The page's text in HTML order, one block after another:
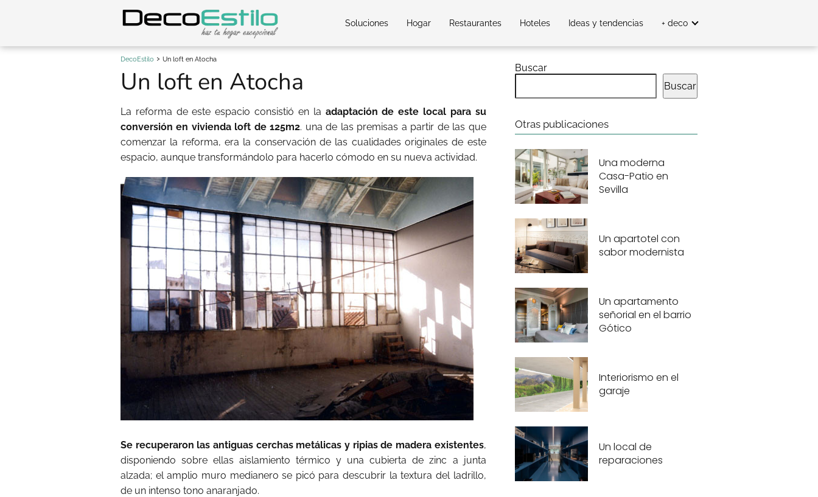
Soluciones Hogar Restaurantes Hoteles Ideas y tendencias + deco
DecoEstilo Un loft en Atocha
Un loft en Atocha
La reforma de este espacio consistió en la adaptación de este local para su
conversión en vivienda loft de 125m2. una de las premisas a partir de las que
comenzar la reforma, era la conservación de las cualidades originales de este
espacio, aunque transformándolo para hacerlo cómodo en su nueva actividad.
Se recuperaron las antiguas cerchas metálicas y ripias de madera existentes,
disponiendo sobre ellas aislamiento térmico y una cubierta de zinc a junta
alzada; el amplio muro medianero se picó para descubrir la textura del ladrillo,
de un intenso tono anaranjado.
Buscar
Buscar
Otras publicaciones
Una moderna
Casa-Patio en
Sevilla
Un apartotel con
sabor modernista
Un apartamento
señorial en el barrio
Gótico
Interiorismo en el
garaje
Un local de
reparaciones